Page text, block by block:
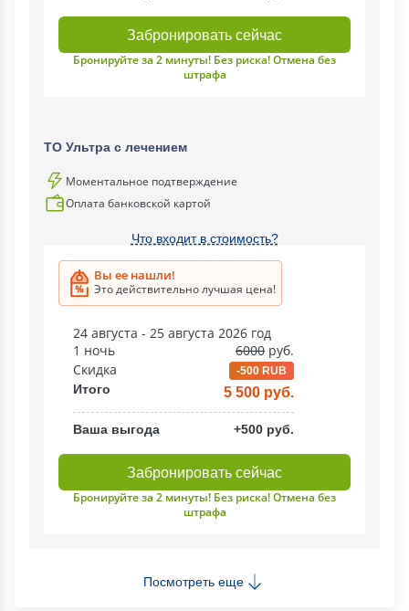
Забронировать сейчас
Бронируйте за 2 минуты! Без риска! Отмена без
штрафа
ТО Ультра с лечением
Моментальное подтверждение
Оплата банковской картой
Что входит в стоимость?
Вы ее нашли!
Это действительно лучшая цена!
24 августа - 25 августа 2026 год
1 ночь
6000 руб.
Скидка
-500 RUB
Итого 5 500 руб.
Ваша выгода +500 руб.
Забронировать сейчас
Бронируйте за 2 минуты! Без риска! Отмена без
штрафа
Посмотреть еще